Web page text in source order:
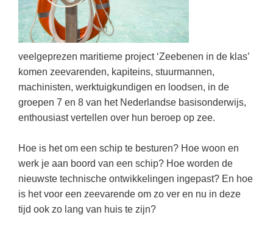
Digitaal onderwijs
Cito toets
Eindexamens
iPad scholen
NIEUWSARCHIEF
Juli 2026
Juni 2026
Mei 2026
April 2026
Lespakket ‘Circulaire Economie - van
verpakking tot nieuwe grondstof’
Gastles Zeebenen in de klas
Cursus Leer het heelal begrijpen
Van verdunningscalculator tot
practicumvoorbereiding: gratis online
hulpmiddelen voor science-docenten en
DGM in de klas
Frans (31)
Techniek(28)
Open vacature (27)
Engels(24)
Duits(21)
Economie(17)
VACATURES PER PLAATS
Amsterdam(66)
Kerst kleurplaten
PUZZELS
Kruiswoordpuzzels
Raadsels
Biologie
Burgerschap
Duits
Filosofie
Frans
Fries (Frysk)
Boek: Kleine werelden van het zonnestelsel
Leren met klassieke muziek
Lasergraaf
Onderwijs opleidingen
Gratis lesmateriaal Dove self-esteem
Maak uw leerlingen mediawijs!
Rekentuin: altijd en overal rekenen oefenen
Taalzee: adaptief oefenen en toetsen
veelgeprezen maritieme project ‘Zeebenen in de klas’
komen zeevarenden, kapiteins, stuurmannen,
machinisten, werktuigkundigen en loodsen, in de
groepen 7 en 8 van het Nederlandse basisonderwijs,
enthousiast vertellen over hun beroep op zee.
Hoe is het om een schip te besturen? Hoe woon en
werk je aan boord van een schip? Hoe worden de
nieuwste technische ontwikkelingen ingepast? En hoe
is het voor een zeevarende om zo ver en nu in deze
tijd ook zo lang van huis te zijn?